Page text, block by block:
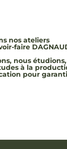
nos ateliers
faire
nous étudions,
à la
pour